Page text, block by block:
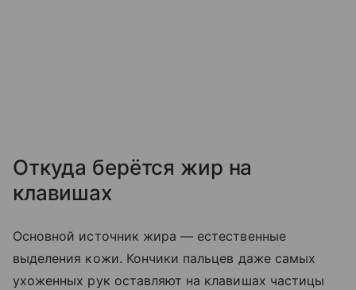
Откуда берётся жир на
клавишах
Основной источник жира — естественные
выделения кожи. Кончики пальцев даже самых
ухоженных рук оставляют на клавишах частицы